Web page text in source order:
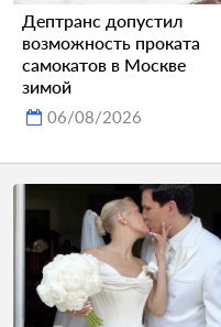
Дептранс допустил
возможность проката
самокатов в Москве
зимой
06/08/2026